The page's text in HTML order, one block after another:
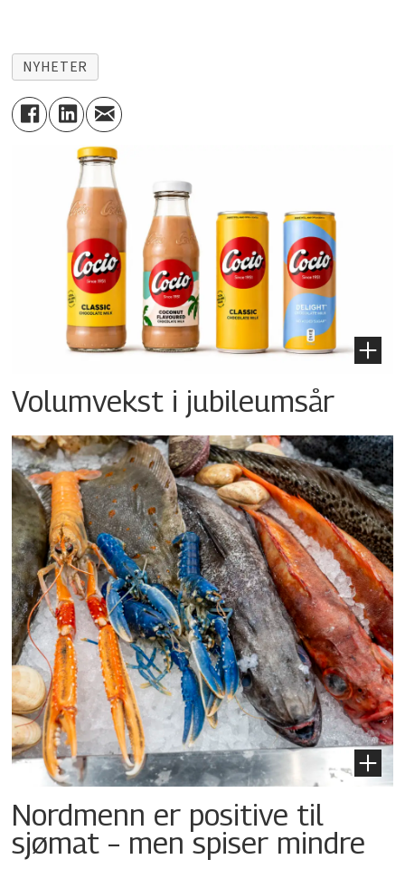
NYHETER
Volumvekst i jubileumsår
Nordmenn er positive til
sjømat – men spiser mindre